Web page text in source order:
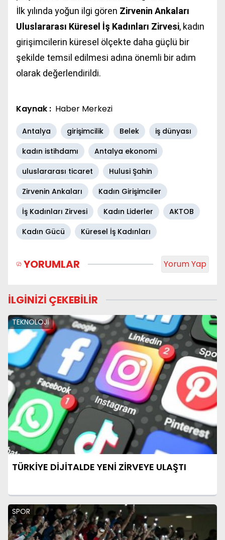
İlk yılında yoğun ilgi gören Zirvenin Ankaları
Uluslararası Küresel İş Kadınları Zirvesi, kadın
girişimcilerin küresel ölçekte daha güçlü bir
şekilde temsil edilmesi adına önemli bir adım
olarak değerlendirildi.
Kaynak : Haber Merkezi
Antalya girişimcilik Belek
iş dünyası
kadın istihdamı
Antalya ekonomi
uluslararası ticaret
Hulusi Şahin
Zirvenin Ankaları
Kadın Girişimciler
İş Kadınları Zirvesi
Kadın Liderler
AKTOB
Kadın Gücü
Küresel İş Kadınları
YORUMLAR Yorum Yap
İLGİNİZİ ÇEKEBİLİR
TEKNOLOJİ
TÜRKİYE DİJİTALDE YENİ ZİRVEYE ULAŞTI
SPOR